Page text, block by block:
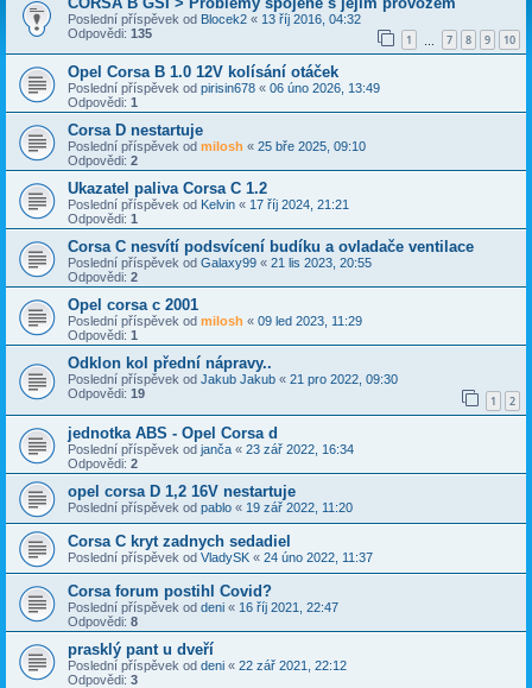
Poslední příspěvek od Blocek2 « 13 říj 2016, 04:32
Odpovědi: 135 1 7 8 9 10
Opel Corsa B 1.0 12V kolísání otáček
Poslední příspěvek od pirisin678 « 06 úno 2026, 13:49
Odpovědi: 1
Corsa D nestartuje
Poslední příspěvek od milosh « 25 bře 2025, 09:10
Odpovědi: 2
Ukazatel paliva Corsa C 1.2
Poslední příspěvek od Kelvin « 17 říj 2024, 21:21
Odpovědi: 1
Corsa C nesvítí podsvícení budíku a ovladače ventilace
Poslední příspěvek od Galaxy99 « 21 lis 2023, 20:55
Odpovědi: 2
Opel corsa c 2001
Poslední příspěvek od milosh « 09 led 2023, 11:29
Odpovědi: 1
Odklon kol přední nápravy..
Poslední příspěvek od Jakub Jakub « 21 pro 2022, 09:30
Odpovědi: 19 1 2
jednotka ABS - Opel Corsa d
Poslední příspěvek od janča « 23 zář 2022, 16:34
Odpovědi: 2
opel corsa D 1,2 16V nestartuje
Poslední příspěvek od pablo « 19 zář 2022, 11:20
Corsa C kryt zadnych sedadiel
Poslední příspěvek od VladySK « 24 úno 2022, 11:37
Corsa forum postihl Covid?
Poslední příspěvek od deni « 16 říj 2021, 22:47
Odpovědi: 8
prasklý pant u dveří
Poslední příspěvek od deni « 22 zář 2021, 22:12
Odpovědi: 3